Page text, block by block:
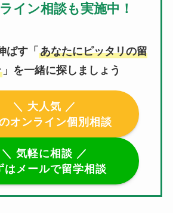
イン相談も実施中！
ばす「 あなたにピッタリの留
」を一緒に探しましょう
＼ 大人気 ／
オンライン個別相談
＼ 気軽に相談 ／
はメールで留学相談